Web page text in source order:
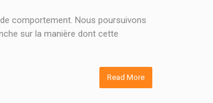
comportement. Nous poursuivons
sur la manière dont cette
Read More